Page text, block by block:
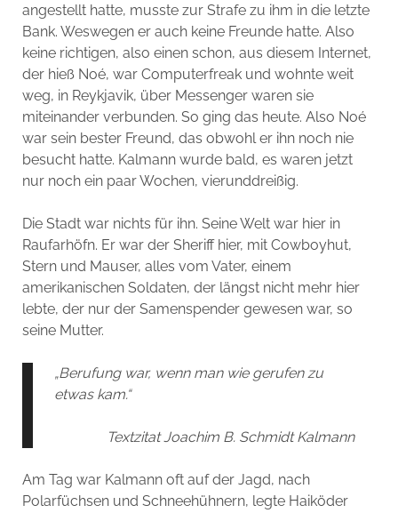
angestellt hatte, musste zur Strafe zu ihm in die letzte
Bank. Weswegen er auch keine Freunde hatte. Also
keine richtigen, also einen schon, aus diesem Internet,
der hieß Noé, war Computerfreak und wohnte weit
weg, in Reykjavik, über Messenger waren sie
miteinander verbunden. So ging das heute. Also Noé
war sein bester Freund, das obwohl er ihn noch nie
besucht hatte. Kalmann wurde bald, es waren jetzt
nur noch ein paar Wochen, vierunddreißig.
Die Stadt war nichts für ihn. Seine Welt war hier in
Raufarhöfn. Er war der Sheriff hier, mit Cowboyhut,
Stern und Mauser, alles vom Vater, einem
amerikanischen Soldaten, der längst nicht mehr hier
lebte, der nur der Samenspender gewesen war, so
seine Mutter.
„Berufung war, wenn man wie gerufen zu
etwas kam.“
Textzitat Joachim B. Schmidt Kalmann
Am Tag war Kalmann oft auf der Jagd, nach
Polarfüchsen und Schneehühnern, legte Haiköder